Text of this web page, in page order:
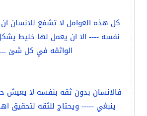
كل هذه العوامل لا تشفع للانسان
نفسه ---- الا ان يعمل لها خليط
الواثقه في كل شئ ...
فالانسان بدون ثقه بنفسه لا يعيش
ينبغي ----- ويحتاج للثقه لتحقيق